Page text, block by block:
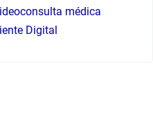
médica
Digital